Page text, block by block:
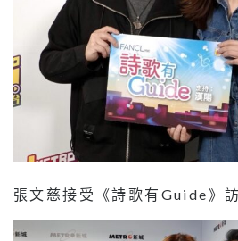
張文慈接受《詩歌有Guide》